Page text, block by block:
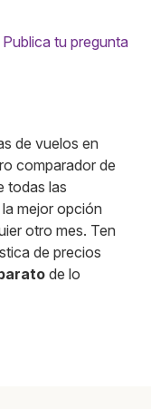
Publica tu pregunta
de vuelos en
comparador de
todas las
mejor opción
otro mes. Ten
de precios
de lo